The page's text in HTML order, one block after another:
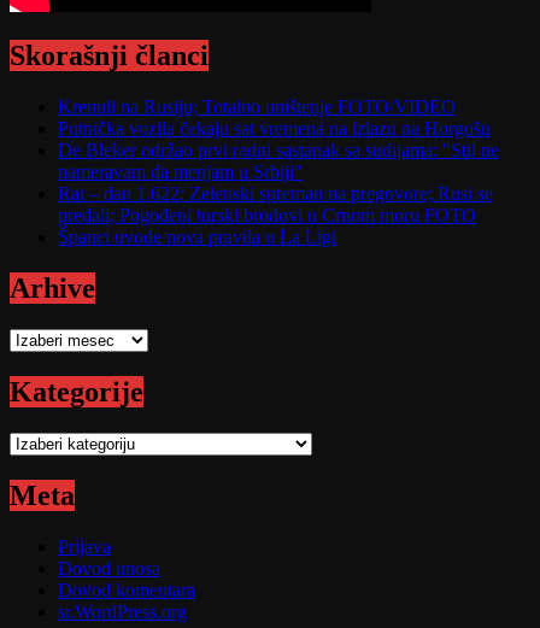
Skorašnji članci
Krenuli na Rusiju; Totalno uništenje FOTO/VIDEO
Putnička vozila čekaju sat vremena na izlazu na Horgošu
De Bleker održao prvi radni sastanak sa sudijama: "Stil ne
nameravam da menjam u Srbiji"
Rat – dan 1.622: Zelenski spreman na pregovore; Rusi se
predali; Pogođeni turski brodovi u Crnom moru FOTO
Španci uvode nova pravila u La Ligi
Arhive
Arhive
Kategorije
Kategorije
Meta
Prijava
Dovod unosa
Dovod komentara
sr.WordPress.org